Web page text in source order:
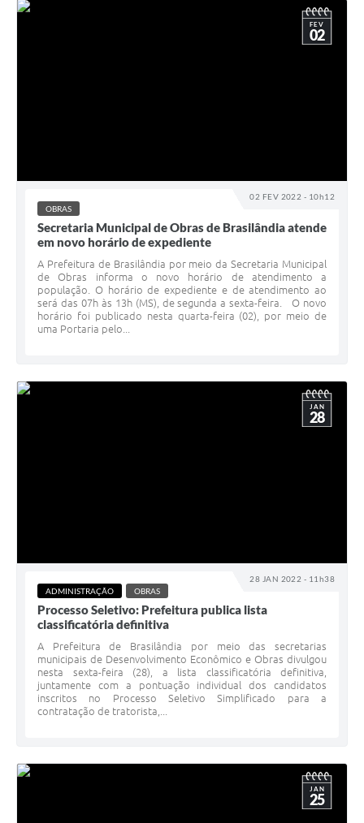
02 FEV 2022 - 10h12
FEV
02
OBRAS
Secretaria Municipal de Obras de Brasilândia atende
em novo horário de expediente
A Prefeitura de Brasilândia por meio da Secretaria Municipal
de Obras informa o novo horário de atendimento a
população. O horário de expediente e de atendimento ao
será das 07h às 13h (MS), de segunda a sexta-feira. O novo
horário foi publicado nesta quarta-feira (02), por meio de
uma Portaria pelo...
28 JAN 2022 - 11h38
JAN
28
ADMINISTRAÇÃO OBRAS
Processo Seletivo: Prefeitura publica lista
classificatória definitiva
A Prefeitura de Brasilândia por meio das secretarias
municipais de Desenvolvimento Econômico e Obras divulgou
nesta sexta-feira (28), a lista classificatória definitiva,
juntamente com a pontuação individual dos candidatos
inscritos no Processo Seletivo Simplificado para a
contratação de tratorista,...
JAN
25